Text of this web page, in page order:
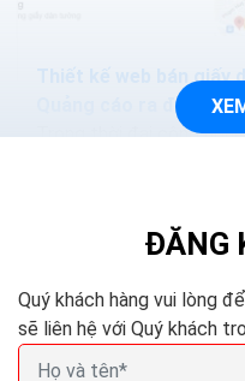
Thiết kế web bán giấy
Quảng cáo ra đơn
Trong thời đại công
ĐĂNG
Quý khách hàng vui lòng
sẽ liên hệ với Quý khách